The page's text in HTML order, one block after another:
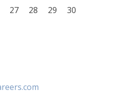
27 28 29
30